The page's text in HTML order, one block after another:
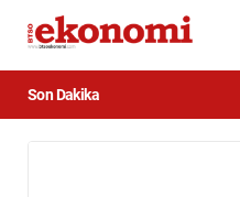
Son Dakika